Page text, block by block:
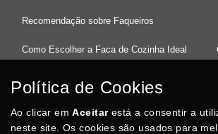
Recomendação sobre Faqueiros
Como Escolher a Faca de Cozinha Ideal
37°08'27.5"N 8°32'13.9"W
Política de Cookies
Ao clicar emAceitarestá a consentir a
neste site. Os cookies são usados para